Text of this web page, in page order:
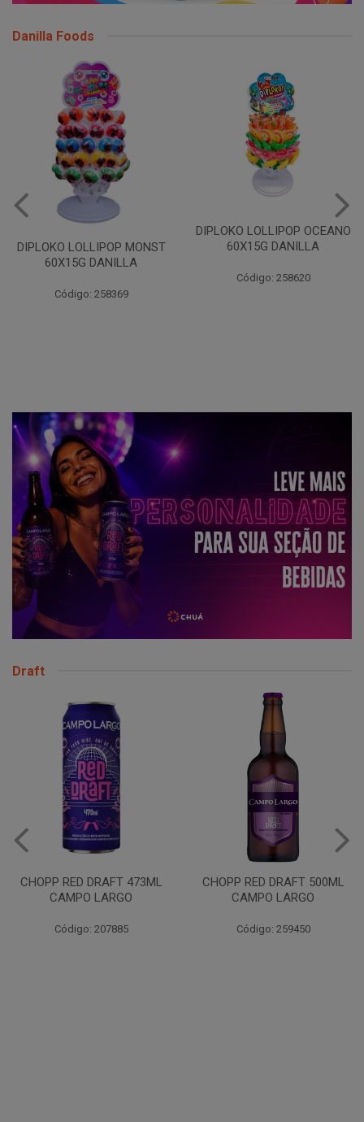
Danilla Foods
DIPLOKO LOLLIPOP MONST
60X15G DANILLA
Código: 258369
DIPLOKO LOLLIPOP OCEANO
60X15G DANILLA
Código: 258620
Draft
CHOPP RED DRAFT 500ML
CAMPO LARGO
Código: 259450
VINHO JURUPINGA DINALLE
975ML BCO